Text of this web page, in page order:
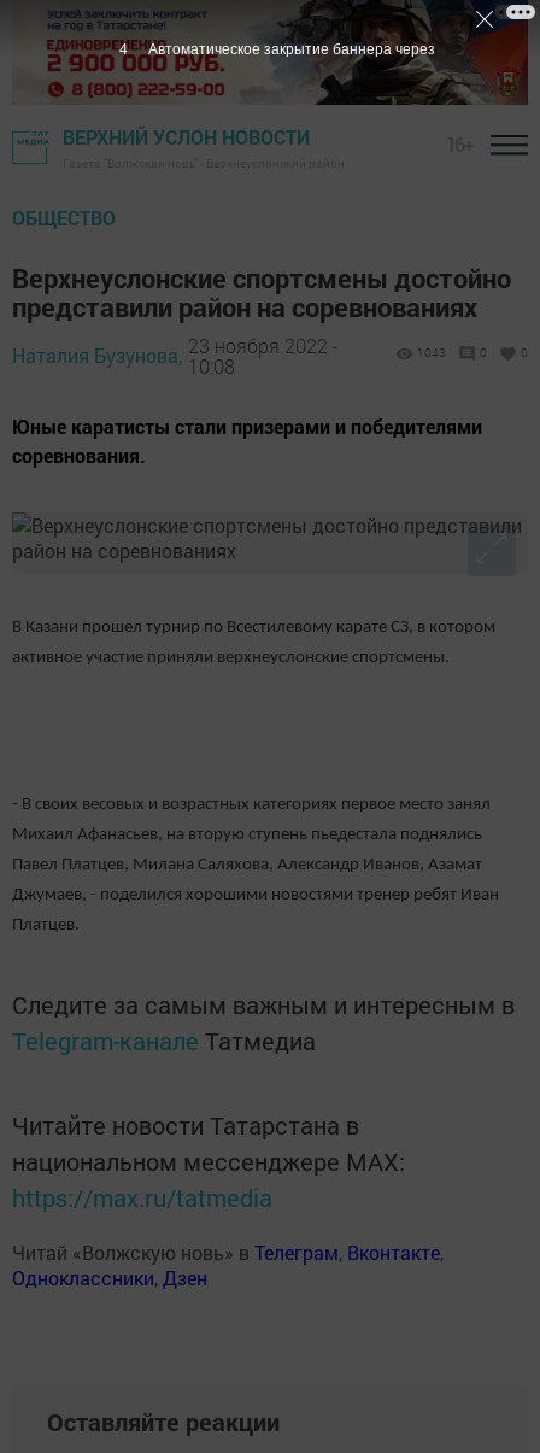
ВЕРХНИЙ УСЛОН НОВОСТИ
ОБЩЕСТВО
Верхнеуслонские спортсмены достойно
представили район на соревнованиях
Наталия Бузунова, 23 ноября 2022 -
10:08
1043 0 0
Юные каратисты стали призерами и победителями
соревнования.
В Казани прошел турнир по Всестилевому карате СЗ, в котором
активное участие приняли верхнеуслонские спортсмены.
- В своих весовых и возрастных категориях первое место занял
Михаил Афанасьев, на вторую ступень пьедестала поднялись
Павел Платцев, Милана Саляхова, Александр Иванов, Азамат
Джумаев, - поделился хорошими новостями тренер ребят Иван
Платцев.
Следите за самым важным и интересным в
Telegram-канале Татмедиа
Читайте новости Татарстана в
национальном мессенджере MАХ:
https://max.ru/tatmedia
Читай «Волжскую новь» в Телеграм, Вконтакте,
Одноклассники, Дзен
Оставляйте реакции
3 Автоматическое закрытие баннера через